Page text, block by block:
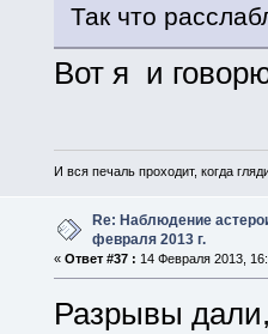
Так что
Вот я и
И вся печаль проходит, когда
Re: Наблюдение
февраля 2013 г.
« Ответ #37 : 14 Февраля 2013,
Разрывы